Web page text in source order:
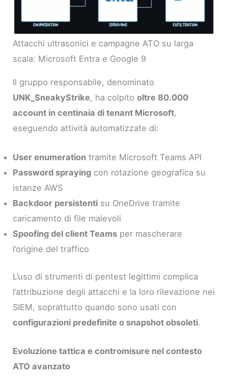
Attacchi ultrasonici e campagne ATO su larga
scala: Microsoft Entra e Google 9
Il gruppo responsabile, denominato
UNK_SneakyStrike, ha colpitooltre 80.000
account in centinaia di tenant Microsoft,
eseguendo attività automatizzate di:
User enumeration tramite Microsoft Teams API
Password spraying con rotazione geografica su
istanze AWS
Backdoor persistenti su OneDrive tramite
caricamento di file malevoli
Spoofing del client Teams per mascherare
l’origine del traffico
L’uso di strumenti di pentest legittimi complica
l’attribuzione degli attacchi e la loro rilevazione nei
SIEM, soprattutto quando sono usati con
configurazioni predefinite o snapshot obsoleti.
Evoluzione tattica e contromisure nel contesto
ATO avanzato